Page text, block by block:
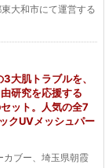
大和市にて運営する
大肌トラブルを、
研究を応援する
ット。人気の全7
クUVメッシュパー
カブー、埼玉県朝霞